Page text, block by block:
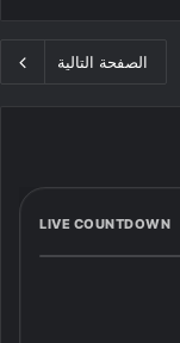
الصفحة التالية
LIVE COUNTDOWN